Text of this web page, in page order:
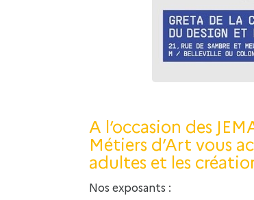
A l’occasion des
Métiers d’Art vous
adultes et les
Nos exposants :